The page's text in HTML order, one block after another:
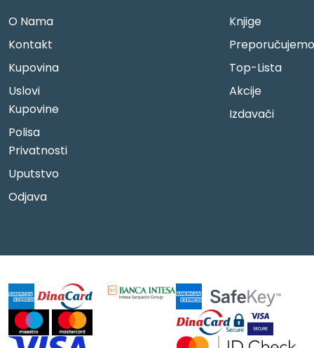
O Nama
Kontakt
Kupovina
Uslovi
Kupovine
Polisa
Privatnosti
Uputstvo
Odjava
Knjige
Preporučujemo
Top-Lista
Akcije
Izdavači